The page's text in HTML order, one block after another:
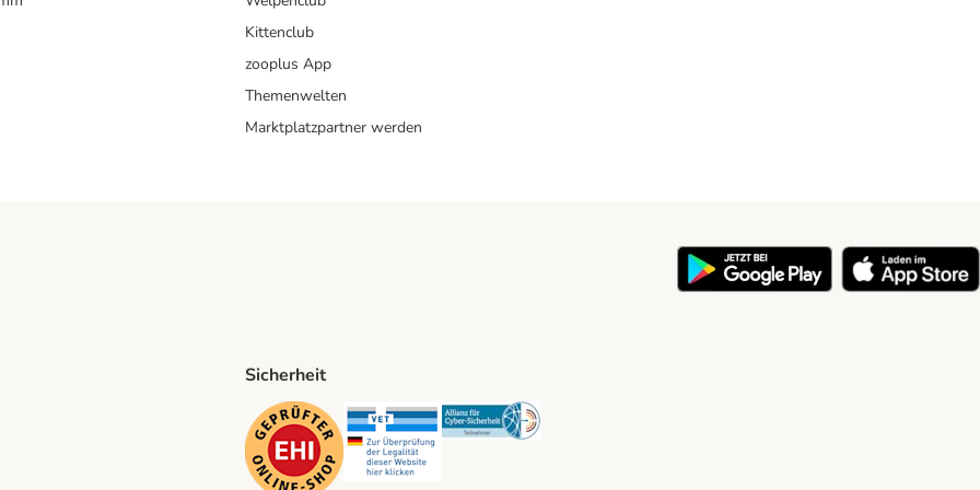
Kittenclub
zooplus App
Themenwelten
Marktplatzpartner werden
Method
Sicherheit
Security Security Security